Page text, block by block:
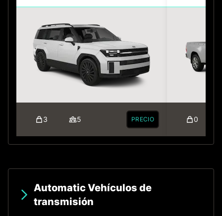
3 5 PRECIO 0
Automatic Vehículos de
transmisión